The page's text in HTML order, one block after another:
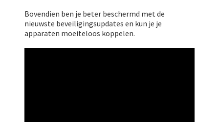
Bovendien ben je beter beschermd met de
nieuwste beveiligingsupdates en kun je je
apparaten moeiteloos koppelen.